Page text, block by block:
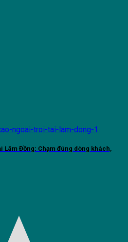
Lâm Đồng: Chạm đúng dòng khách,